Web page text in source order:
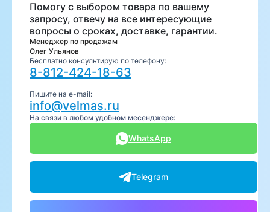
Помогу с выбором товара по вашему
запросу, отвечу на все интересующие
вопросы о сроках, доставке, гарантии.
Менеджер по продажам
Олег Ульянов
Бесплатно консультирую по телефону:
8-812-424-18-63
Пишите на e-mail:
info@velmas.ru
На связи в любом удобном месенджере:
WhatsApp
Telegram